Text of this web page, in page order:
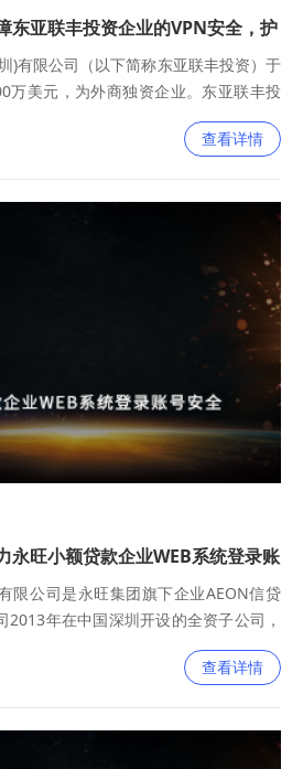
东亚联丰投资企业的VPN安全，护
)有限公司（以下简称东亚联丰投资）于
万美元，为外商独资企业。东亚联丰投
丰投资管理有限公司，公司成立于1988
，公司作为首家立足于前海地区的投资
略性发展意义，为东亚联丰投资管理有
立重要里程碑。
查看详情
永旺小额贷款企业WEB系统登录账
限公司是永旺集团旗下企业AEON信贷
2013年在中国深圳开设的全资子公司，
居住地均为深圳的顾客提供个人信用贷
查看详情